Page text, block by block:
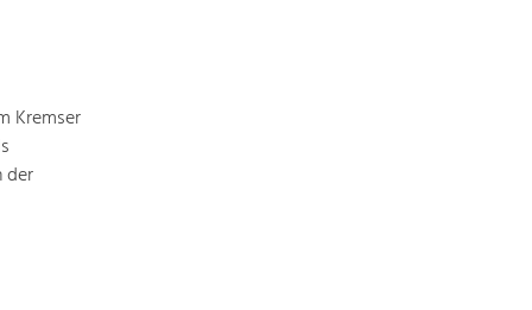
Kremser
der